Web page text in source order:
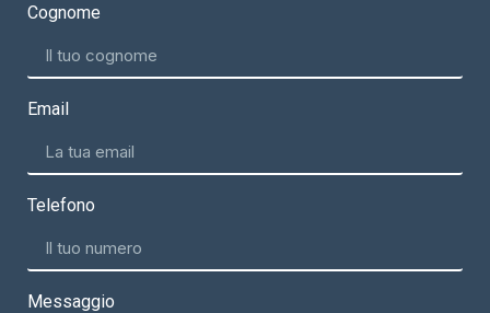
Cognome
Email
Telefono
Messaggio